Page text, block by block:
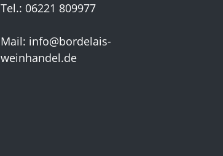
Tel.: 06221 809977
Mail: info@bordelais-
weinhandel.de